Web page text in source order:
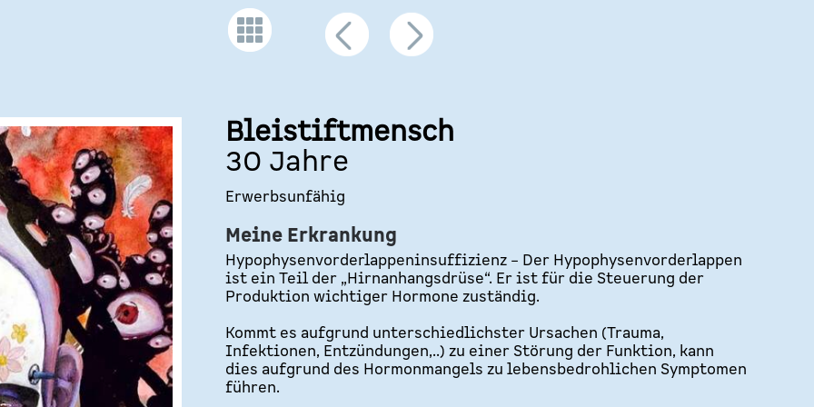
Bleistiftmensch
30 Jahre
Erwerbsunfähig
Meine Erkrankung
Hypophysenvorderlappeninsuffizienz – Der Hypophysenvorderlappen
ist ein Teil der „Hirnanhangsdrüse“. Er ist für die Steuerung der
Produktion wichtiger Hormone zuständig.
Kommt es aufgrund unterschiedlichster Ursachen (Trauma,
Infektionen, Entzündungen,..) zu einer Störung der Funktion, kann
dies aufgrund des Hormonmangels zu lebensbedrohlichen Symptomen
führen.